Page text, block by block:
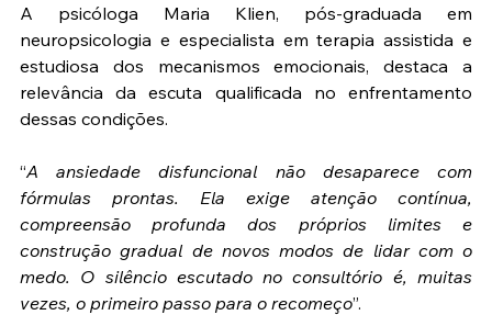
A psicóloga Maria Klien, pós-graduada em
neuropsicologia e especialista em terapia assistida e
estudiosa dos mecanismos emocionais, destaca a
relevância da escuta qualificada no enfrentamento
dessas condições.
“A ansiedade disfuncional não desaparece com
fórmulas prontas. Ela exige atenção contínua,
compreensão profunda dos próprios limites e
construção gradual de novos modos de lidar com o
medo. O silêncio escutado no consultório é, muitas
vezes, o primeiro passo para o recomeço”.